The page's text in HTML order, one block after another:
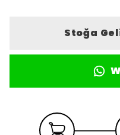
Stoğa